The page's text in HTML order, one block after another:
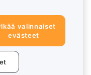
valinnaiset
evästeet